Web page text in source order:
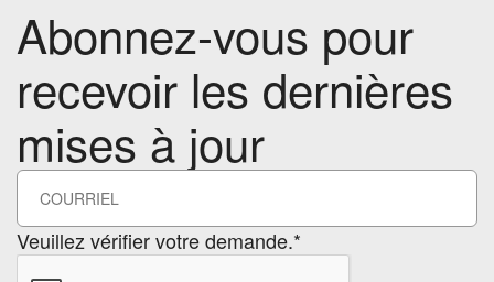
Abonnez-vous pour
recevoir les dernières
mises à jour
Veuillez vérifier votre demande.*